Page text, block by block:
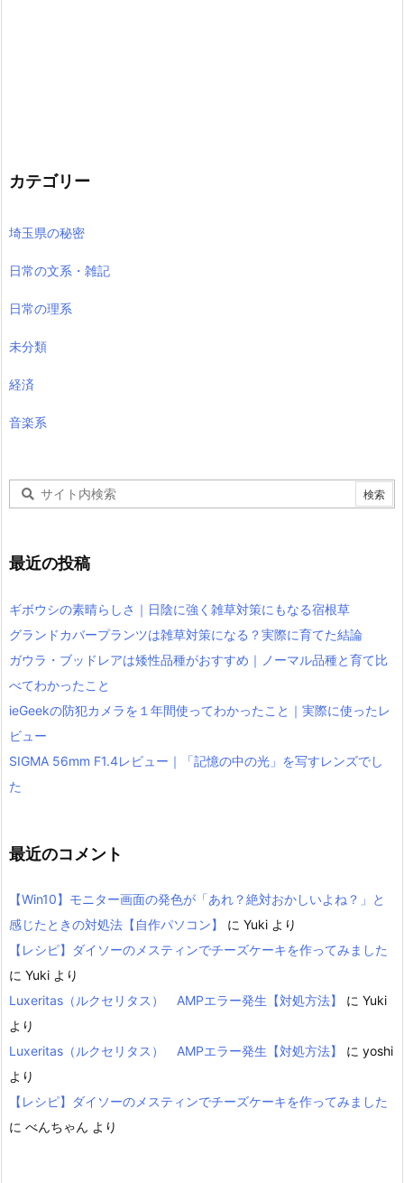
カテゴリー
埼玉県の秘密
日常の文系・雑記
日常の理系
未分類
経済
音楽系
最近の投稿
ギボウシの素晴らしさ｜日陰に強く雑草対策にもなる宿根草
グランドカバープランツは雑草対策になる？実際に育てた結論
ガウラ・ブッドレアは矮性品種がおすすめ｜ノーマル品種と育て比
べてわかったこと
ieGeekの防犯カメラを１年間使ってわかったこと｜実際に使ったレ
ビュー
SIGMA 56mm F1.4レビュー｜「記憶の中の光」を写すレンズでし
た
最近のコメント
【Win10】モニター画面の発色が「あれ？絶対おかしいよね？」と
感じたときの対処法【自作パソコン】
に Yuki より
【レシピ】ダイソーのメスティンでチーズケーキを作ってみました
に Yuki より
Luxeritas（ルクセリタス） AMPエラー発生【対処方法】
に Yuki
より
Luxeritas（ルクセリタス） AMPエラー発生【対処方法】
に yoshi
より
【レシピ】ダイソーのメスティンでチーズケーキを作ってみました
に べんちゃん より